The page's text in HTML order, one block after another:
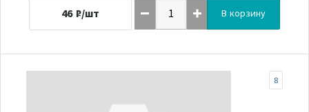
46 ₽/шт В корзину
8